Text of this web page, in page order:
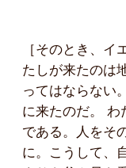
［そのとき、イ
たしが来たのは
ってはならない
に来たのだ。 わ
である。人をそ
に。こうして、